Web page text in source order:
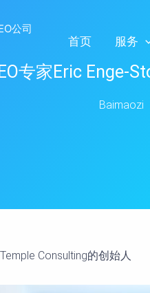
首页 服务
专家Eric Enge-
Baimaozi
Consulting的创始人